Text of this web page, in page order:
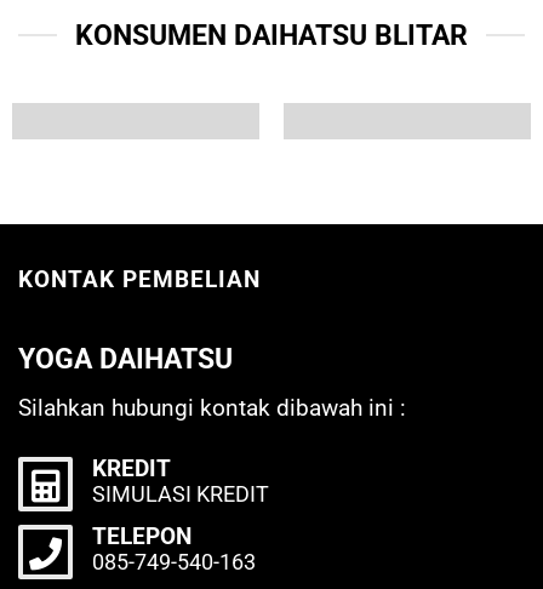
KONSUMEN DAIHATSU BLITAR
KONTAK PEMBELIAN
YOGA DAIHATSU
Silahkan hubungi kontak dibawah ini :
KREDIT
SIMULASI KREDIT
TELEPON
085-749-540-163